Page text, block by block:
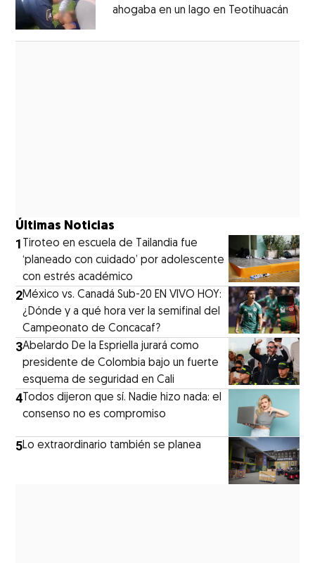
ahogaba en un lago en Teotihuacán
Últimas Noticias
1
Tiroteo en escuela de Tailandia fue
‘planeado con cuidado’ por adolescente
con estrés académico
2México vs. Canadá Sub-20 EN VIVO HOY:
¿Dónde y a qué hora ver la semifinal del
Campeonato de Concacaf?
3Abelardo De la Espriella jurará como
presidente de Colombia bajo un fuerte
esquema de seguridad en Cali
4 Todos dijeron que sí. Nadie hizo nada: el
consenso no es compromiso
5Lo extraordinario también se planea